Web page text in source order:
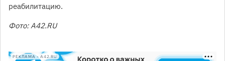
реабилитацию.
Фото: A42.RU
РЕКЛАМА • A42.RU